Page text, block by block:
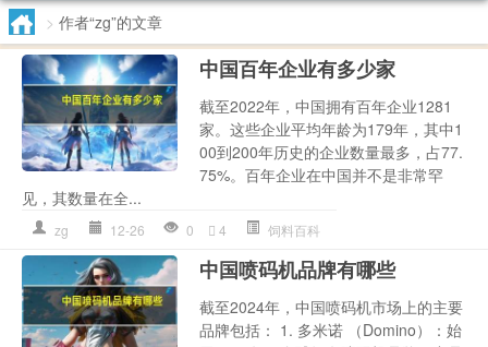
> 作者“zg”的文章
中国百年企业有多少家
截至2022年，中国拥有百年企业1281
家。这些企业平均年龄为179年，其中1
00到200年历史的企业数量最多，占77.
75%。百年企业在中国并不是非常罕
见，其数量在全...
zg 12-26 0 4 饲料百科
中国喷码机品牌有哪些
截至2024年，中国喷码机市场上的主要
品牌包括： 1. 多米诺 （Domino）：始